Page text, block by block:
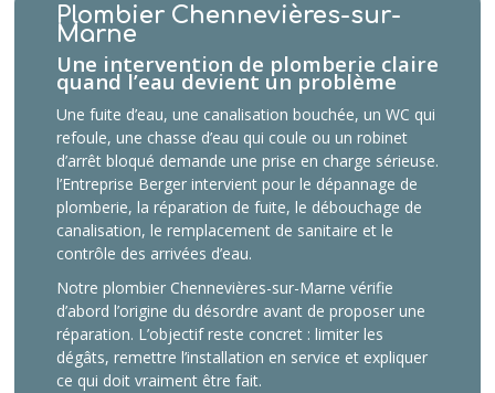
Plombier Chennevières-sur-
Marne
Une intervention de plomberie claire
quand l’eau devient un problème
Une fuite d’eau, une canalisation bouchée, un WC qui
refoule, une chasse d’eau qui coule ou un robinet
d’arrêt bloqué demande une prise en charge sérieuse.
l’Entreprise Berger intervient pour le dépannage de
plomberie, la réparation de fuite, le débouchage de
canalisation, le remplacement de sanitaire et le
contrôle des arrivées d’eau.
Notre plombier Chennevières-sur-Marne vérifie
d’abord l’origine du désordre avant de proposer une
réparation. L’objectif reste concret : limiter les
dégâts, remettre l’installation en service et expliquer
ce qui doit vraiment être fait.